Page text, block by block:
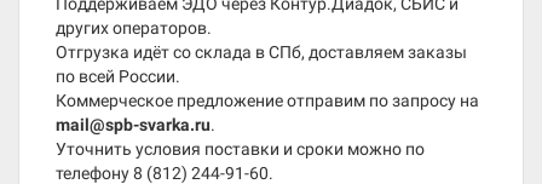
других операторов.
Отгрузка идёт со склада в СПб, доставляем заказы
по всей России.
Коммерческое предложение отправим по запросу на
mail@spb-svarka.ru.
Уточнить условия поставки и сроки можно по
телефону8 (812) 244-91-60.